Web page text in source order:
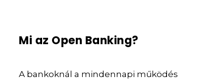
Mi az Open Banking?
A bankoknál a mindennapi működés